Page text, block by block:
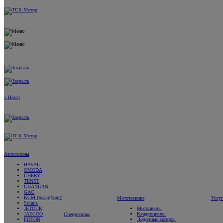
« Назад
Автосалоны
HAVAL
OMODA
CHERY
TENET
CHANGAN
GAC
KGM (SsangYong)
Solaris
JETOUR
JAECOO
FOTON
Спецтехника
Мототехника
Мотоциклы
Квадроциклы
Лодочные моторы